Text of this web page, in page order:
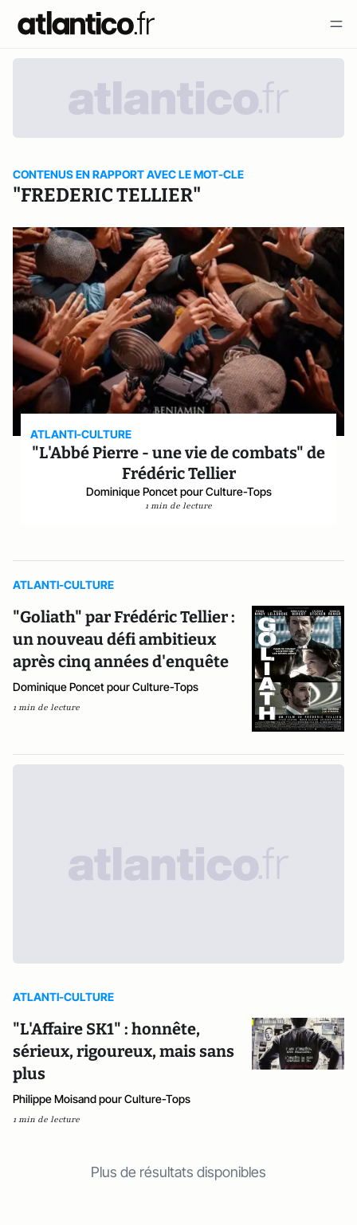
CONTENUS EN RAPPORT AVEC LE MOT-CLE
"FREDERIC TELLIER"
ATLANTI-CULTURE
"L'Abbé Pierre - une vie de combats" de
Frédéric Tellier
Dominique Poncet pour Culture-Tops
1 min de lecture
ATLANTI-CULTURE
"Goliath" par Frédéric Tellier :
un nouveau défi ambitieux
après cinq années d'enquête
Dominique Poncet pour Culture-Tops
1 min de lecture
ATLANTI-CULTURE
"L'Affaire SK1" : honnête,
sérieux, rigoureux, mais sans
plus
Philippe Moisand pour Culture-Tops
1 min de lecture
Plus de résultats disponibles